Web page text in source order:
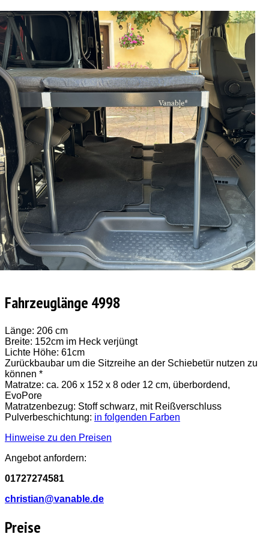
Fahrzeuglänge 4998
Länge: 206 cm
Breite: 152cm im Heck verjüngt
Lichte Höhe: 61cm
Zurückbaubar um die Sitzreihe an der Schiebetür nutzen zu
können *
Matratze: ca. 206 x 152 x 8 oder 12 cm, überbordend,
EvoPore
Matratzenbezug: Stoff schwarz, mit Reißverschluss
Pulverbeschichtung: in folgenden Farben
Hinweise zu den Preisen
Angebot anfordern:
01727274581
christian@vanable.de
Preise